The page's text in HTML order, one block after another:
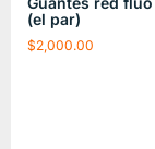
(el par)
$2,000.00